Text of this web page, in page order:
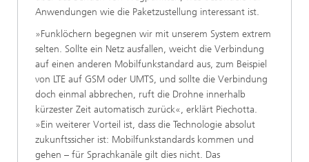
Anwendungen wie die Paketzustellung interessant ist.
»Funklöchern begegnen wir mit unserem System extrem
selten. Sollte ein Netz ausfallen, weicht die Verbindung
auf einen anderen Mobilfunkstandard aus, zum Beispiel
von LTE auf GSM oder UMTS, und sollte die Verbindung
doch einmal abbrechen, ruft die Drohne innerhalb
kürzester Zeit automatisch zurück«, erklärt Piechotta.
»Ein weiterer Vorteil ist, dass die Technologie absolut
zukunftssicher ist: Mobilfunkstandards kommen und
gehen – für Sprachkanäle gilt dies nicht. Das